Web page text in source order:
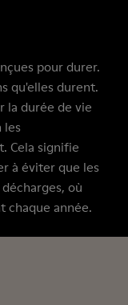
pour durer.
qu'elles durent.
la durée de vie
les
Cela signifie
à éviter que les
où
chaque année.